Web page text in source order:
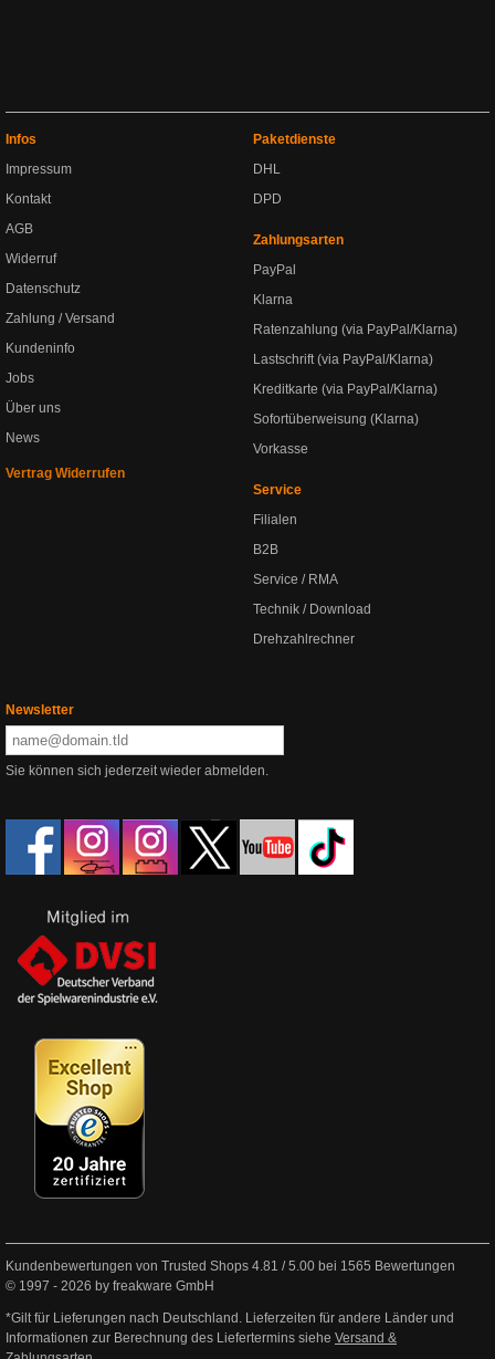
Infos
Impressum
Kontakt
AGB
Widerruf
Datenschutz
Zahlung / Versand
Kundeninfo
Jobs
Über uns
News
Vertrag Widerrufen
Paketdienste
DHL
DPD
Zahlungsarten
PayPal
Klarna
Ratenzahlung (via PayPal/Klarna)
Lastschrift (via PayPal/Klarna)
Kreditkarte (via PayPal/Klarna)
Sofortüberweisung (Klarna)
Vorkasse
Service
Filialen
B2B
Service / RMA
Technik / Download
Drehzahlrechner
Newsletter
Sie können sich jederzeit wieder abmelden.
Kundenbewertungen von Trusted Shops 4.81 /5.00 bei 1565 Bewertungen
© 1997 - 2026 by freakware GmbH
*Gilt für Lieferungen nach Deutschland. Lieferzeiten für andere Länder und
Informationen zur Berechnung des Liefertermins siehe Versand &